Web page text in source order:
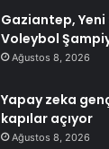
Gaziantep, Yeni
Voleybol
Ağustos 8, 2026
Yapay zeka
kapılar açıyor
Ağustos 8, 2026